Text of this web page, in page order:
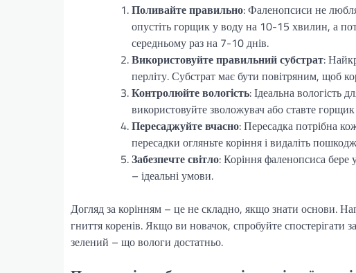
Поливайте правильно: Фаленопсиси не
опустіть горщик у воду на 10-15 хвилин, а
середньому раз на 7-10 днів.
Використовуйте правильний субстрат:
перліту. Субстрат має бути повітряним, щоб
Контролюйте вологість: Ідеальна вологість
використовуйте зволожувач або ставте
Пересаджуйте вчасно: Пересадка потрібна
пересадки огляньте коріння і видаліть
Забезпечте світло: Коріння фаленопсиса бере
– ідеальні умови.
Догляд за корінням – це не складно, якщо знати основи.
гниття коренів. Якщо ви новачок, спробуйте спостерігати
зелений – що вологи достатньо.